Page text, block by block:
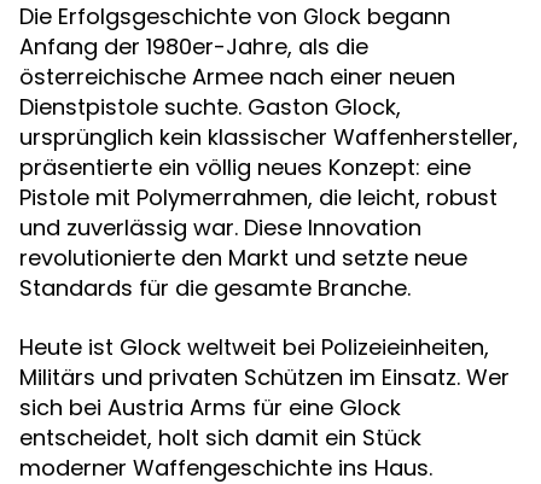
Die Erfolgsgeschichte von Glock begann
Anfang der 1980er-Jahre, als die
österreichische Armee nach einer neuen
Dienstpistole suchte. Gaston Glock,
ursprünglich kein klassischer Waffenhersteller,
präsentierte ein völlig neues Konzept: eine
Pistole mit Polymerrahmen, die leicht, robust
und zuverlässig war. Diese Innovation
revolutionierte den Markt und setzte neue
Standards für die gesamte Branche.
Heute ist Glock weltweit bei Polizeieinheiten,
Militärs und privaten Schützen im Einsatz. Wer
sich bei Austria Arms für eine Glock
entscheidet, holt sich damit ein Stück
moderner Waffengeschichte ins Haus.